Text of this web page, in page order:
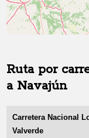
Ruta por
a Navajún
Carretera Nacional
Valverde